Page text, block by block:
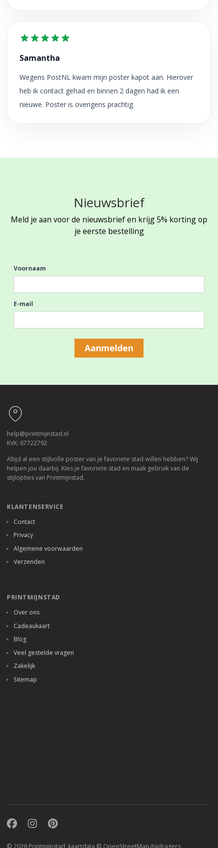
Samantha
Wegens PostNL kwam mijn poster kapot aan. Hierover
heb ik contact gehad en binnen 2 dagen had ik een
nieuwe. Poster is overigens prachtig.
Nieuwsbrief
Meld je aan voor de nieuwsbrief en krijg 5% korting op
je eerste bestelling
Voornaam
E-mail
Aanmelden
help@printmijnstad.nl
KVK: 67722792
Altijd al een stijlvolle poster van je favoriete stad willen hebben? Wij
helpen jou daarbij. Kies je favoriete stad en maak gebruik van de
stijlopties van Printmijnstad.
KLANTENSERVICE
Contact
Privacy
Algemene voorwaarden
Verzenden
PRINTMIJNSTAD
Over ons
Cadeaukaart
Blog
Veel gestelde vragen
Zakelijk
Sitemap
FacebookInstagramPinterest
© 2026 Printmijnstad, kaartdata © OpenStreetMap-bijdragers.